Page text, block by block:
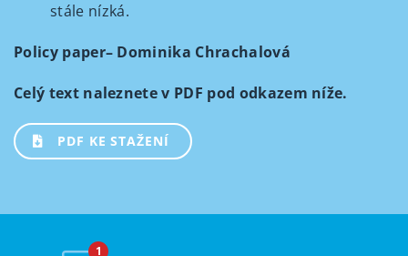
stále nízká.
Policy paper– Dominika Chrachalová
Celý text naleznete v PDF pod odkazem níže.
PDF KE STAŽENÍ